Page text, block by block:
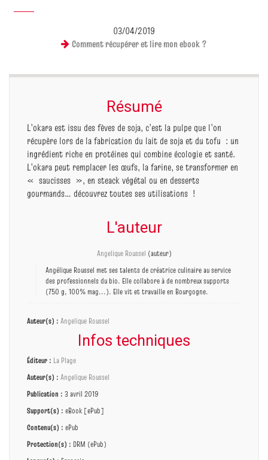
03/04/2019
Comment récupérer et lire mon ebook ?
Résumé
L’okara est issu des fèves de soja, c’est la pulpe que l’on
récupère lors de la fabrication du lait de soja et du tofu : un
ingrédient riche en protéines qui combine écologie et santé.
L’okara peut remplacer les œufs, la farine, se transformer en
« saucisses », en steack végétal ou en desserts
gourmands… découvrez toutes ses utilisations !
L'auteur
Angelique Roussel (auteur)
Angélique Roussel met ses talents de créatrice culinaire au service
des professionnels du bio. Elle collabore à de nombreux supports
(750 g, 100% mag...). Elle vit et travaille en Bourgogne.
Auteur(s) : Angelique Roussel
Infos techniques
Éditeur : La Plage
Auteur(s) : Angelique Roussel
Publication : 3 avril 2019
Support(s) : eBook [ePub]
Contenu(s) : ePub
Protection(s) : DRM (ePub)